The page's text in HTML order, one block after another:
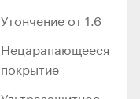
Утончение от 1.6
Нецарапающееся
покрытие